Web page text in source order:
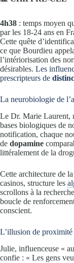
4h38 : temps moyen
par les 18-24 ans en
Cette quête
ce que Bourdieu
l’intériorisation des
désirables. Les
prescripteurs de
La neurobiologie de
Le Dr. Marie Laurent,
bases biologiques de
notification, chaque
de dopamine
littéralement de la
Cette architecture de
casinos, structure les
scrollons à la
boucle de
conscient.
L’illusion de proximité
Julie, influenceuse «
confie : « Les gens